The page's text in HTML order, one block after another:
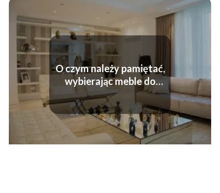
O czym należy pamiętać,
wybierając meble do
małego salonu?